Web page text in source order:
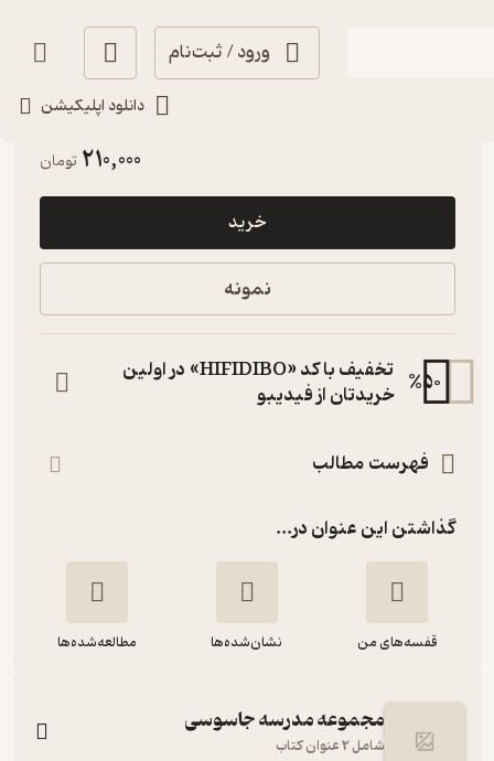
ورود / ثبت‌نام
دانلود اپلیکیشن
حال‌خوب‌کن ✨(
210,000 تومان
خرید
نمونه
%50
تخفیف با کد «HIFIDIBO» در اولین
خریدتان از فیدیبو
فهرست مطالب
گذاشتن این عنوان در...
قفسه‌های من نشان‌شده‌ها مطالعه‌شده‌ها
مجموعه مدرسه‌ جاسوسی
شامل 2 عنوان کتاب